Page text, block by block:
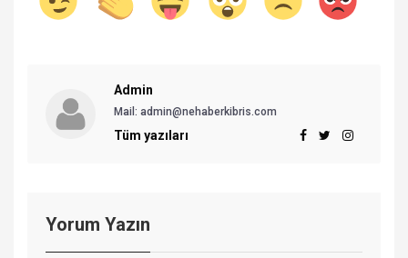
Admin
Mail: admin@nehaberkibris.com
Tüm yazıları
Yorum Yazın